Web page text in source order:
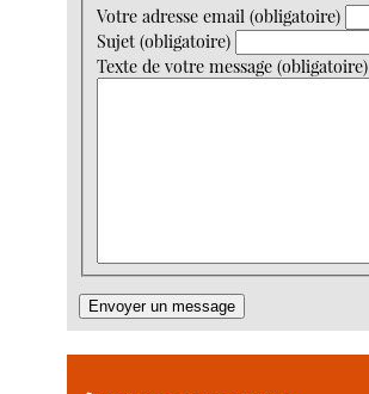
Votre adresse email (obligatoire)
Sujet (obligatoire)
Texte de votre message (obligatoire)